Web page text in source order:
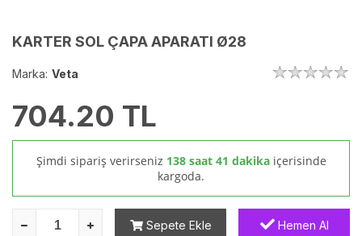
KARTER SOL ÇAPA APARATI Ø28
Marka: Veta
704.20 TL
Şimdi sipariş verirseniz 138 saat 41 dakika içerisinde
kargoda.
Sepete Ekle Hemen Al